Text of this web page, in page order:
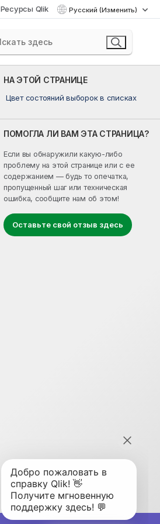
Ресурсы Qlik Русский (Изменить)
НА ЭТОЙ СТРАНИЦЕ
Цвет состояний выборок в списках
ПОМОГЛА ЛИ ВАМ ЭТА СТРАНИЦА?
Если вы обнаружили какую-либо
проблему на этой странице или с ее
содержанием — будь то опечатка,
пропущенный шаг или техническая
ошибка, сообщите нам об этом!
Оставьте свой отзыв здесь